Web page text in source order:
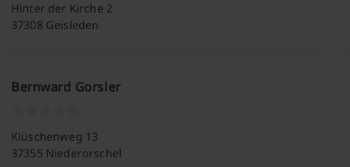
Hinter der Kirche 2
37308 Geisleden
Bernward Gorsler
Klüschenweg 13
37355 Niederorschel